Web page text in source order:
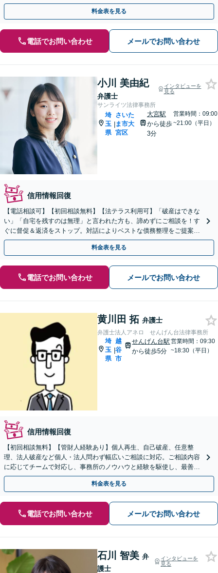
す。【メール・電話・WEB相談可】【夜間や休日相談可】
料金表を見る
電話でお問い合わせ メールでお問い合わせ
小川 美由紀
弁護士
インタビューを
見る
サンライツ法律事務所
埼
玉
県
|
さいた
ま市大
宮区
大宮駅
から徒歩
3分
営業時間：09:00
~21:00（平日）
信用情報回復
【電話相談可】【初回相談無料】【法テラス利用可】「破産はできな
い」「自宅を残すのは無理」と言われた方も、諦めずにご相談を！す
ぐに督促＆返済をストップ。対話によりベストな債務整理をご提案し
ます。法人破産も実績多数【完全個室】【大宮駅3分】
料金表を見る
電話でお問い合わせ メールでお問い合わせ
黄川田 拓 弁護士
弁護士法人アネロ せんげん台法律事務所
埼
玉
県
|
越
谷
市
せんげん台駅
から徒歩5分
営業時間：09:30
~18:30（平日）
信用情報回復
【初回相談無料】【管財人経験あり】個人再生、自己破産、任意整
理、法人破産など個人・法人問わず幅広いご相談に対応。ご相談内容
に応じてチームで対応し、事務所のノウハウと経験を駆使し、最善の
解決を目指します【法テラス利用OK】【せんげん台駅5分】
料金表を見る
電話でお問い合わせ メールでお問い合わせ
石川 智美 弁
護士
インタビューを
見る